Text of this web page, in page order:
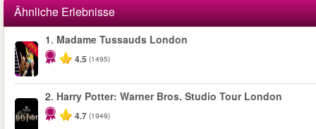
Ähnliche Erlebnisse
-25%
1. Madame Tussauds London
4.5 (1495)
2. Harry Potter: Warner Bros. Studio Tour London
4.7 (1949)